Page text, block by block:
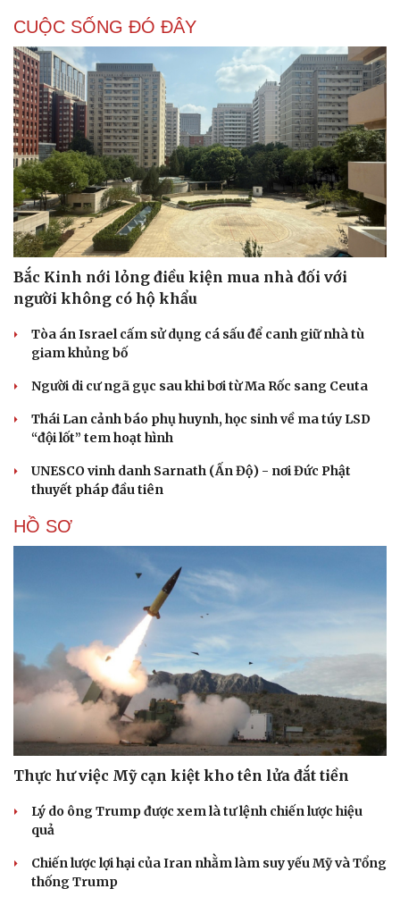
CUỘC SỐNG ĐÓ ĐÂY
Bắc Kinh nới lỏng điều kiện mua nhà đối với
người không có hộ khẩu
Tòa án Israel cấm sử dụng cá sấu để canh giữ nhà tù
giam khủng bố
Người di cư ngã gục sau khi bơi từ Ma Rốc sang Ceuta
Thái Lan cảnh báo phụ huynh, học sinh về ma túy LSD
“đội lốt” tem hoạt hình
UNESCO vinh danh Sarnath (Ấn Độ) - nơi Đức Phật
thuyết pháp đầu tiên
HỒ SƠ
Thực hư việc Mỹ cạn kiệt kho tên lửa đắt tiền
Lý do ông Trump được xem là tư lệnh chiến lược hiệu
quả
Chiến lược lợi hại của Iran nhằm làm suy yếu Mỹ và Tổng
thống Trump